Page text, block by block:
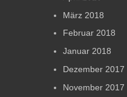
März 2018
Februar 2018
Januar 2018
Dezember 2017
November 2017